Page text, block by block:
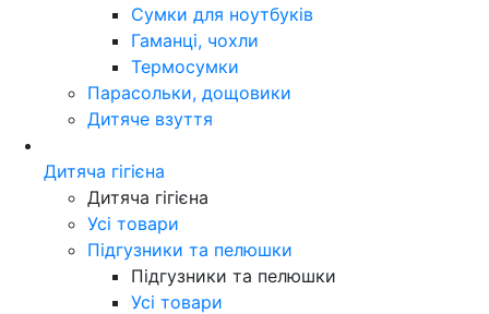
Сумки для ноутбуків
Гаманці, чохли
Термосумки
Парасольки, дощовики
Дитяче взуття
Дитяча гігієна
Дитяча гігієна
Усі товари
Підгузники та пелюшки
Підгузники та пелюшки
Усі товари